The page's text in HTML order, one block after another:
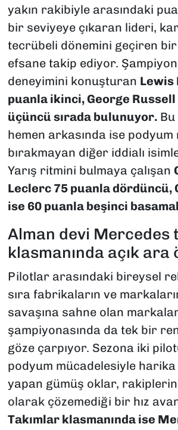
yakın rakibiyle arasındaki
bir seviyeye çıkaran lideri,
tecrübeli dönemini geçiren
efsane takip ediyor.
deneyimini konuşturan Lewis
puanla ikinci, George
üçüncü sırada bulunuyor.Bu
hemen arkasında ise
bırakmayan diğer iddialı
Yarış ritmini bulmaya çalışan
Leclerc 75 puanla dördüncü,
ise 60 puanla beşinci
Alman devi Mercedes
klasmanında açık ara
Pilotlar arasındaki bireysel
sıra fabrikaların ve
savaşına sahne olan
şampiyonasında da tek bir
göze çarpıyor. Sezona iki
podyum mücadelesiyle
yapan gümüş oklar,
olarak çözemediği bir hız
Takımlar klasmanında ise